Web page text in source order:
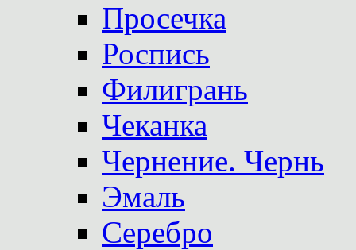
Просечка
Роспись
Филигрань
Чеканка
Чернение. Чернь
Эмаль
Серебро